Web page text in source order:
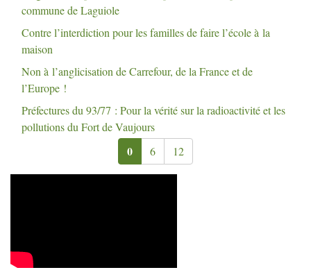
commune de Laguiole
Contre l’interdiction pour les familles de faire l’école à la
maison
Non à l’anglicisation de Carrefour, de la France et de
l’Europe !
Préfectures du 93/77 : Pour la vérité sur la radioactivité et les
pollutions du Fort de Vaujours
0 6 12